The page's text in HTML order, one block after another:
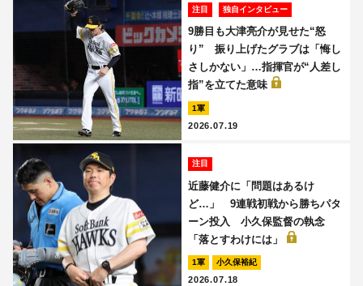
注目 独自インタビュー
9勝目も大津亮介が見せた“怒
り” 振り上げたグラブは「悔し
さしかない」…指揮官が“人差し
指”を立てた意味
1軍
2026.07.19
注目
近藤健介に「問題はあるけ
ど…」 9連戦初戦から勝ちパタ
ーン投入 小久保監督の執念
「落とすわけには」
1軍 小久保裕紀
2026.07.18